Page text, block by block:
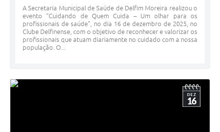
A Secretaria Municipal de Saúde de Delfim Moreira realizou o
evento “Cuidando de Quem Cuida – Um olhar para os
profissionais de saúde”, no dia 16 de dezembro de 2025, no
Clube Delfinense, com o objetivo de reconhecer e valorizar os
profissionais que atuam diariamente no cuidado com a nossa
população. O...
DEZ
16